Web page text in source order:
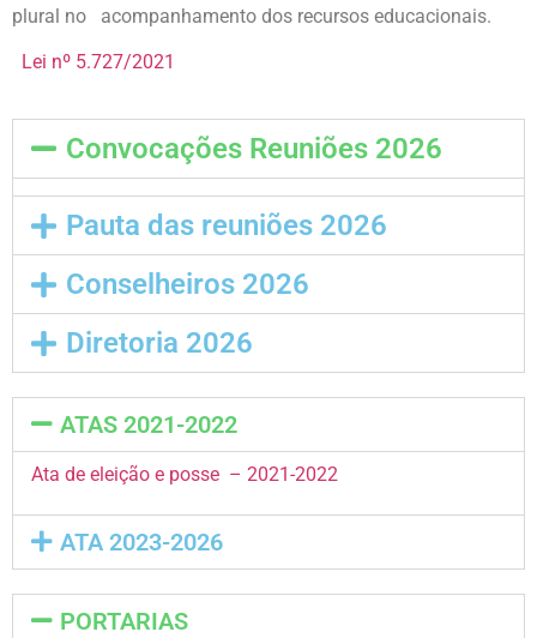
plural no acompanhamento dos recursos educacionais.
Lei nº 5.727/2021
Convocações Reuniões 2026
Pauta das reuniões 2026
Conselheiros 2026
Diretoria 2026
ATAS 2021-2022
Ata de eleição e posse – 2021-2022
ATA 2023-2026
PORTARIAS